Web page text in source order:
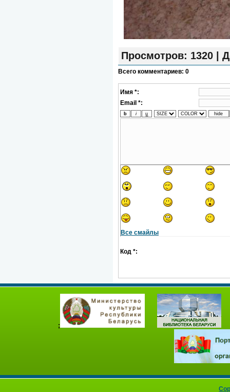
Просмотров: 1320 |
Всего комментариев: 0
Имя *:
Email *:
Все смайлы
Код *:
;